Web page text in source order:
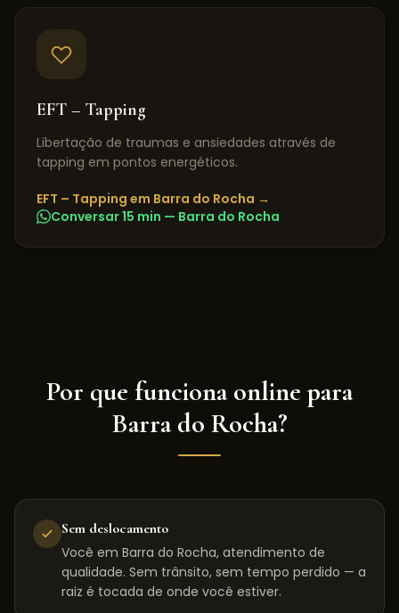
EFT – Tapping
Libertação de traumas e ansiedades através de
tapping em pontos energéticos.
EFT – Tapping em Barra do Rocha →
Conversar 15 min — Barra do Rocha
Por que funciona online para
Barra do Rocha?
Sem deslocamento
Você em Barra do Rocha, atendimento de
qualidade. Sem trânsito, sem tempo perdido — a
raiz é tocada de onde você estiver.